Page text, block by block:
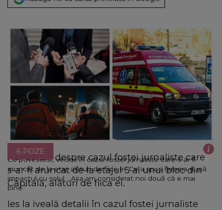
Ce povestesc vecinii în cazul fostei jurnaliste care s-ar fi
aruncat de la etaj, alături de fiica ei. Ce a spus femeia după
impactul cu solul. „Aşa am considerat noi două că e mai
bine.”
6 POZE
Noi detalii despre cazul fostei jurnaliste care
s-ar fi aruncat de la etajul 5 al unui bloc din
Capitală, alături de fiica ei.
Ies la iveală detalii în cazul fostei jurnaliste